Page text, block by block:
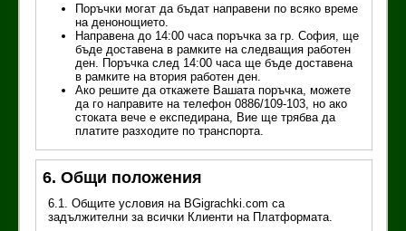
Поръчки могат да бъдат направени по всяко време
на денонощието.
Направена до 14:00 часа поръчка за гр. София, ще
бъде доставена в рамките на следващия работен
ден. Поръчка след 14:00 часа ще бъде доставена
в рамките на втория работен ден.
Ако решите да откажете Вашата поръчка, можете
да го направите на телефон 0886/109-103, но ако
стоката вече е експедирана, Вие ще трябва да
платите разходите по транспорта.
6. Общи положения
6.1. Общите условия на BGigrachki.com са
задължителни за всички Клиенти на Платформата.